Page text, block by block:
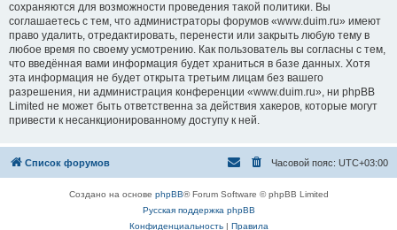
сохраняются для возможности проведения такой политики. Вы
соглашаетесь с тем, что администраторы форумов «www.duim.ru» имеют
право удалить, отредактировать, перенести или закрыть любую тему в
любое время по своему усмотрению. Как пользователь вы согласны с тем,
что введённая вами информация будет храниться в базе данных. Хотя
эта информация не будет открыта третьим лицам без вашего
разрешения, ни администрация конференции «www.duim.ru», ни phpBB
Limited не может быть ответственна за действия хакеров, которые могут
привести к несанкционированному доступу к ней.
Список форумов Часовой пояс: UTC+03:00
Создано на основе phpBB® Forum Software © phpBB Limited
Русская поддержка phpBB
Конфиденциальность| Правила